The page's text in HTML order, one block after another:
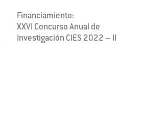
Financiamiento:
XXVI Concurso Anual de
Investigación CIES 2022 – II